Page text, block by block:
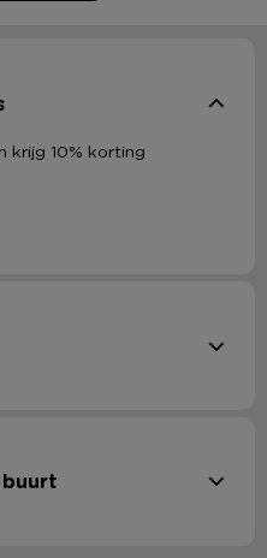
krijg 10% korting